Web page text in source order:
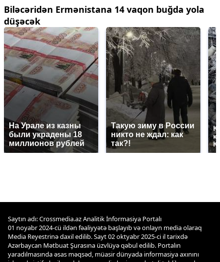
Biləcəridən Ermənistana 14 vaqon buğda yola
düşəcək
На Урале из казны
были украдены 18
миллионов рублей
Такую зиму в России
никто не ждал: как
так?!
Saytın adı: Crossmedia.az Analitik İnformasiya Portalı
01 noyabr 2024-cü ildən fəaliyyətə başlayıb və onlayn media olaraq
Media Reyestrinə daxil edilib. Sayt 02 oktyabr 2025-ci il tarixdə
Azərbaycan Mətbuat Şurasına üzvlüyə qəbul edilib. Portalın
yaradılmasında əsas məqsəd, müasir dünyada informasiya axınını